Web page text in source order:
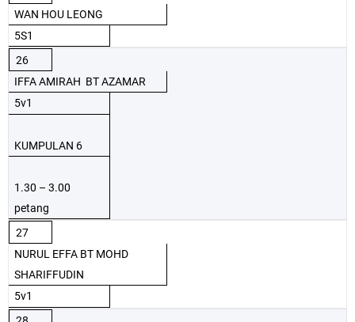
WAN HOU LEONG
5S1
26
IFFA AMIRAH BT AZAMAR
5v1
KUMPULAN 6
1.30 – 3.00
petang
27
NURUL EFFA BT MOHD
SHARIFFUDIN
5v1